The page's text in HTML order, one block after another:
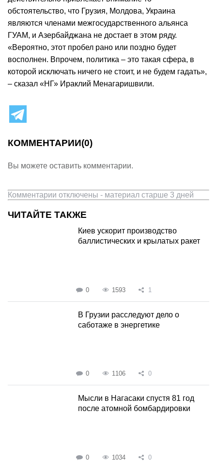
обстоятельство, что Грузия, Молдова, Украина
являются членами межгосударственного альянса
ГУАМ, и Азербайджана не достает в этом ряду.
«Вероятно, этот пробел рано или поздно будет
восполнен. Впрочем, политика – это такая сфера, в
которой исключать ничего не стоит, и не будем гадать»,
– сказал «НГ» Ираклий Менагаришвили.
КОММЕНТАРИИ(0)
Вы можете оставить комментарии.
Комментарии отключены - материал старше 3 дней
ЧИТАЙТЕ ТАКЖЕ
Киев ускорит производство
баллистических и крылатых ракет
0 1593 1
В Грузии расследуют дело о
саботаже в энергетике
0 1106 0
Мысли в Нагасаки спустя 81 год
после атомной бомбардировки
0 1034 0